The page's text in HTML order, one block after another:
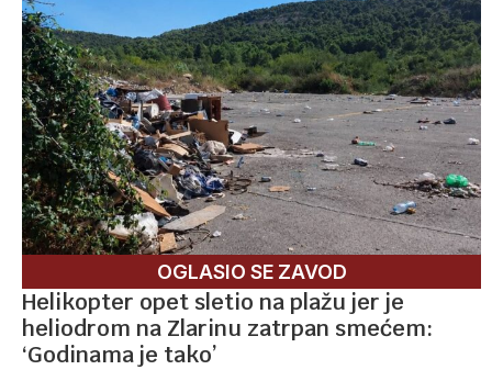
OGLASIO SE ZAVOD
Helikopter opet sletio na plažu jer je
heliodrom na Zlarinu zatrpan smećem:
‘Godinama je tako’